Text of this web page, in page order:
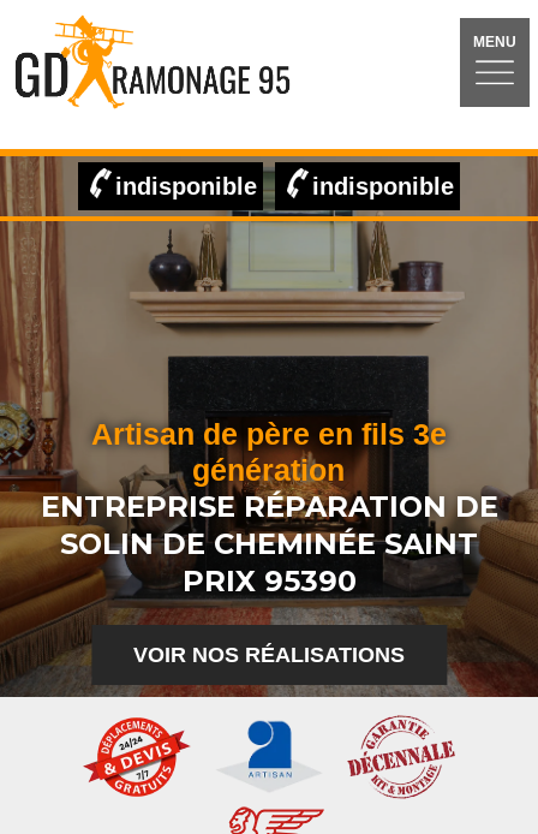
MENU
indisponible indisponible
Artisan de père en fils 3e
génération
ENTREPRISE RÉPARATION DE
SOLIN DE CHEMINÉE SAINT
PRIX 95390
VOIR NOS RÉALISATIONS